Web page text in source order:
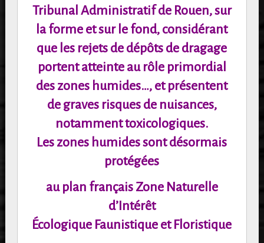
Tribunal Administratif de Rouen, sur
la forme et sur le fond, considérant
que les rejets de dépôts de dragage
portent atteinte au rôle primordial
des zones humides…, et présentent
de graves risques de nuisances,
notamment toxicologiques.
Les zones humides sont désormais
protégées
au plan français Zone Naturelle
d’Intérêt
Écologique Faunistique et Floristique